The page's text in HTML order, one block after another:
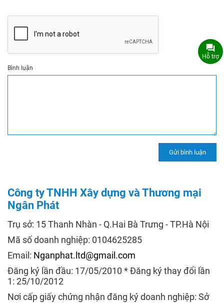
Bình luận
Công ty TNHH Xây dựng và Thương mại
Ngân Phát
Trụ sở: 15 Thanh Nhàn - Q.Hai Bà Trưng - TP.Hà Nội
Mã số doanh nghiệp: 0104625285
Email: Nganphat.ltd@gmail.com
Đăng ký lần đầu: 17/05/2010 * Đăng ký thay đổi lần
1: 25/10/2012
Nơi cấp giấy chứng nhận đăng ký doanh nghiệp: Sở
Hỗ trợ